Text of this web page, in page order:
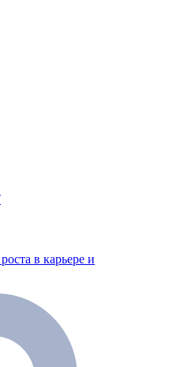
в карьере и